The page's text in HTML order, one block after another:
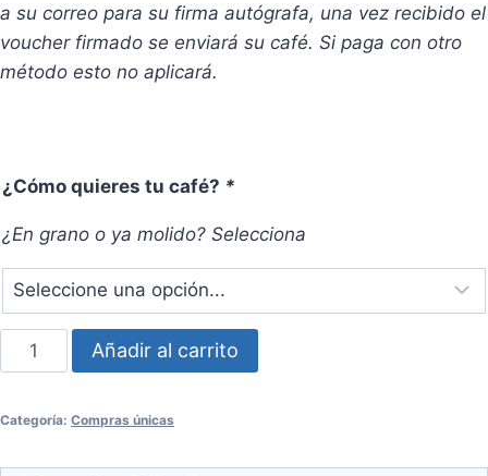
a su correo para su firma autógrafa, una vez recibido el
voucher firmado se enviará su café. Si paga con otro
método esto no aplicará.
¿Cómo quieres tu café? *
¿En grano o ya molido? Selecciona
Compra
única
bolsa
Añadir al carrito
Categoría: Compras únicas